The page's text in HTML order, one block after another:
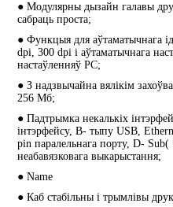
● Модулярны дызайн галавы
сабраць проста;
● Функцыя для аўтаматычнага
dpi, 300 dpi і аўтаматычнага
настаўленняў PC;
● З надзвычайна вялікім
256 Мб;
● Падтрымка некалькіх
інтэрфейсу, B- тыпу USB,
pin паралельнага порту, D-
неабавязковага выкарыстання;
● Name
● Каб стабільны і трымлівы